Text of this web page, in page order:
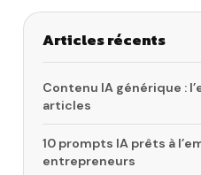
Articles récents
Contenu IA générique :
articles
10 prompts IA prêts à
entrepreneurs